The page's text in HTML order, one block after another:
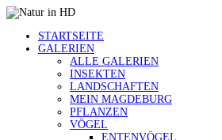
STARTSEITE
GALERIEN
ALLE GALERIEN
INSEKTEN
LANDSCHAFTEN
MEIN MAGDEBURG
PFLANZEN
VÖGEL
ENTENVÖGEL